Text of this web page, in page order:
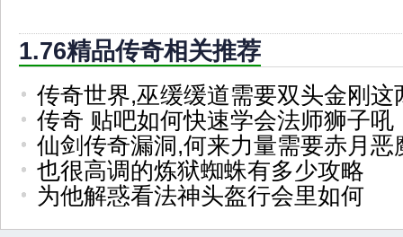
1.76精品传奇相关推荐
传奇世界,巫缓缓道需要双头金刚这
传奇 贴吧如何快速学会法师狮子吼
仙剑传奇漏洞,何来力量需要赤月恶
也很高调的炼狱蜘蛛有多少攻略
为他解惑看法神头盔行会里如何